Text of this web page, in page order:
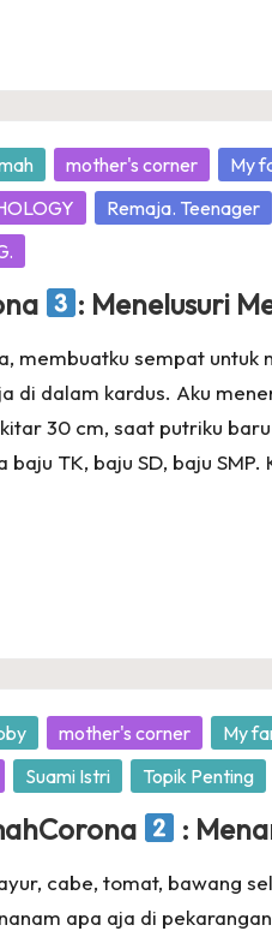
mother's corner My
Remaja. Teenager
: Menelusuri
membuatku sempat
di dalam kardus. Aku
30 cm, saat putriku
baju TK, baju SD, baju SMP.
mother's corner My
Suami Istri Topik Penting
:
cabe, tomat, bawang
apa aja di